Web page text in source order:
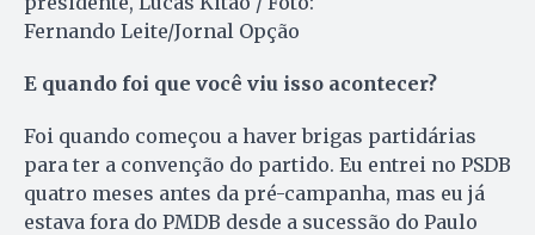
Fernando Leite/Jornal Opção
E quando foi que você viu isso acontecer?
Foi quando começou a haver brigas partidárias
para ter a convenção do partido. Eu entrei no PSDB
quatro meses antes da pré-campanha, mas eu já
estava fora do PMDB desde a sucessão do Paulo